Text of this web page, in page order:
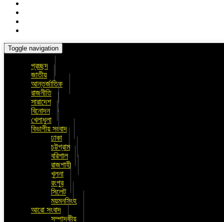
Toggle navigation
প্রচ্ছদ
জাতীয়
আন্তর্জাতিক
রাজনীতি
সারাদেশ
বিনোদন
খেলাধুলা
বিভাগীয় সংবাদ
ঢাকা
চট্টগ্রাম
বরিশাল
রাজশাহী
খুলনা
রংপুর
সিলেট
ময়মনসিংহ
আরো সংবাদ
সম্পাদকীয়